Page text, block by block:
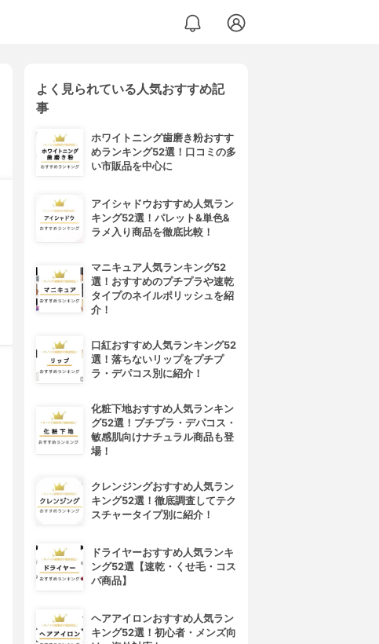
よく見られている人気おすすめ記
事
ホワイトニング歯磨き粉おすす
めランキング52選！口コミの多
い市販品を中心に
アイシャドウおすすめ人気ラン
キング52選！パレット&単色&
ラメ入り商品を徹底比較！
マニキュア人気ランキング52
選！おすすめのプチプラや速乾
タイプのネイルポリッシュを紹
介！
口紅おすすめ人気ランキング52
選！落ちないリップをプチプ
ラ・デパコス別に紹介！
化粧下地おすすめ人気ランキン
グ52選！プチプラ・デパコス・
敏感肌向けナチュラル商品も登
場！
クレンジングおすすめ人気ラン
キング52選！徹底調査してテク
スチャータイプ別に紹介！
ドライヤーおすすめ人気ランキ
ング52選【速乾・くせ毛・コス
パ商品】
ヘアアイロンおすすめ人気ラン
キング52選！初心者・メンズ向